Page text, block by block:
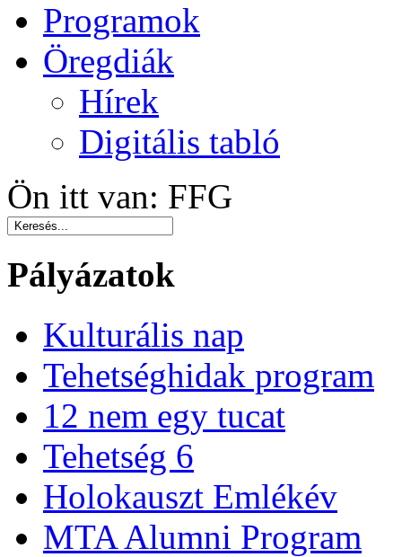
Programok
Öregdiák
Hírek
Digitális tabló
Ön itt van: FFG
Pályázatok
Kulturális nap
Tehetséghidak program
12 nem egy tucat
Tehetség 6
Holokauszt Emlékév
MTA Alumni Program